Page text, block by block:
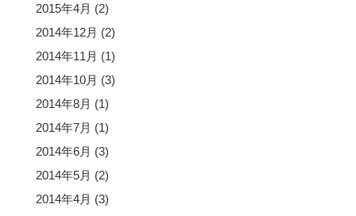
2015年4月 (2)
2014年12月 (2)
2014年11月 (1)
2014年10月 (3)
2014年8月 (1)
2014年7月 (1)
2014年6月 (3)
2014年5月 (2)
2014年4月 (3)